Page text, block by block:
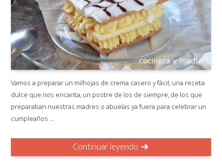
Vamos a preparar un milhojas de crema casero y fácil; una receta
dulce que nos encanta, un postre de los de siempre, de los que
preparaban nuestras madres o abuelas ya fuera para celebrar un
cumpleaños …
Continuar leyendo